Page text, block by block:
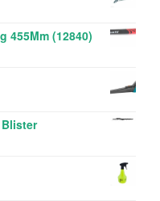
455Mm (12840)
Blister